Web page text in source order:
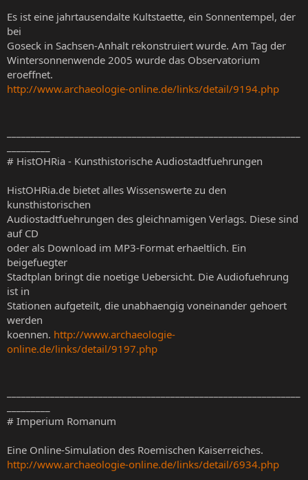
Es ist eine jahrtausendalte Kultstaette, ein Sonnentempel, der
bei
Goseck in Sachsen-Anhalt rekonstruiert wurde. Am Tag der
Wintersonnenwende 2005 wurde das Observatorium
eroeffnet.
http://www.archaeologie-online.de/links/detail/9194.php
# HistOHRia - Kunsthistorische Audiostadtfuehrungen
HistOHRia.de bietet alles Wissenswerte zu den
kunsthistorischen
Audiostadtfuehrungen des gleichnamigen Verlags. Diese sind
auf CD
oder als Download im MP3-Format erhaeltlich. Ein
beigefuegter
Stadtplan bringt die noetige Uebersicht. Die Audiofuehrung
ist in
Stationen aufgeteilt, die unabhaengig voneinander gehoert
werden
koennen. http://www.archaeologie-
online.de/links/detail/9197.php
# Imperium Romanum
Eine Online-Simulation des Roemischen Kaiserreiches.
http://www.archaeologie-online.de/links/detail/6934.php